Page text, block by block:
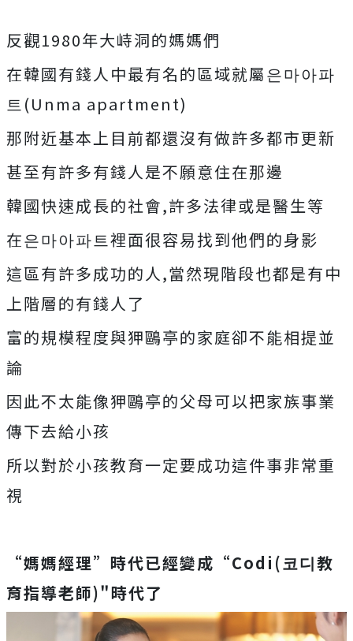
反觀1980年大峙洞的媽媽們
在韓國有錢人中最有名的區域就屬은마아파
트(Unma apartment)
那附近基本上目前都還沒有做許多都市更新
甚至有許多有錢人是不願意住在那邊
韓國快速成長的社會,許多法律或是醫生等
在은마아파트裡面很容易找到他們的身影
這區有許多成功的人,當然現階段也都是有中
上階層的有錢人了
富的規模程度與狎鷗亭的家庭卻不能相提並
論
因此不太能像狎鷗亭的父母可以把家族事業
傳下去給小孩
所以對於小孩教育一定要成功這件事非常重
視
“媽媽經理”時代已經變成“Codi(코디教
育指導老師)"時代了